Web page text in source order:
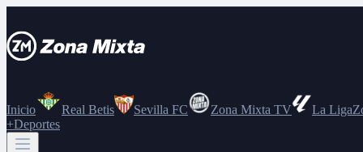
Inicio Real Betis Sevilla FC Zona Mixta TV La Liga
+Deportes